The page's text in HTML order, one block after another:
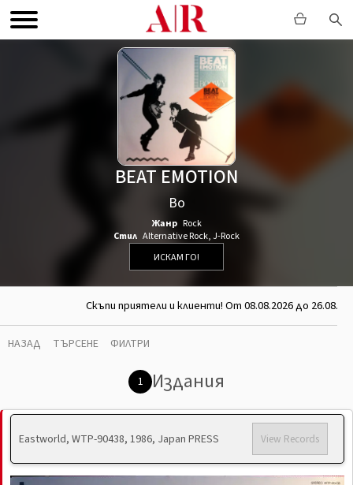
BEAT EMOTION
Bo
Жанр Rock
Стил Alternative Rock,J-Rock
ИСКАМ ГО!
Скъпи приятели и клиенти! От 08.08.2026 до
НАЗАД ТЪРСЕНЕ ФИЛТРИ
1 Издания
Eastworld, WTP-90438, 1986, Japan PRESS View Records